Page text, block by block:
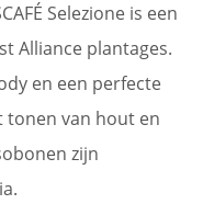
Selezione is een
Alliance plantages.
en een perfecte
tonen van hout en
zijn